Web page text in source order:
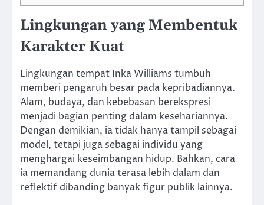
Lingkungan yang Membentuk
Karakter Kuat
Lingkungan tempat Inka Williams tumbuh
memberi pengaruh besar pada kepribadiannya.
Alam, budaya, dan kebebasan berekspresi
menjadi bagian penting dalam kesehariannya.
Dengan demikian, ia tidak hanya tampil sebagai
model, tetapi juga sebagai individu yang
menghargai keseimbangan hidup. Bahkan, cara
ia memandang dunia terasa lebih dalam dan
reflektif dibanding banyak figur publik lainnya.